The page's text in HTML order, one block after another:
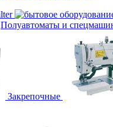
Полуавтоматы и
Закрепочные